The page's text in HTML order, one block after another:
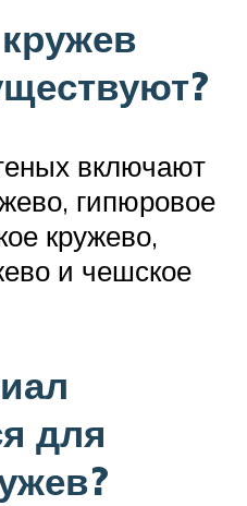
включают
гипюровое
кружево,
и чешское
для